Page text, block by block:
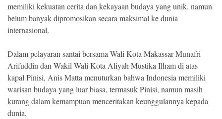
memiliki kekuatan cerita dan kekayaan budaya yang unik, namun
belum banyak dipromosikan secara maksimal ke dunia
internasional.
Dalam pelayaran santai bersama Wali Kota Makassar Munafri
Arifuddin dan Wakil Wali Kota Aliyah Mustika Ilham di atas
kapal Pinisi, Anis Matta menuturkan bahwa Indonesia memiliki
warisan budaya yang luar biasa, termasuk Pinisi, namun masih
kurang dalam kemampuan menceritakan keunggulannya kepada
dunia.